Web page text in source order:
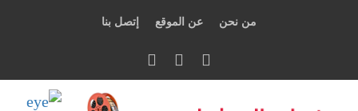
من نحن عن الموقع إتصل بنا